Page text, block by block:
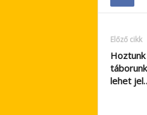
Előző cikk
lehet